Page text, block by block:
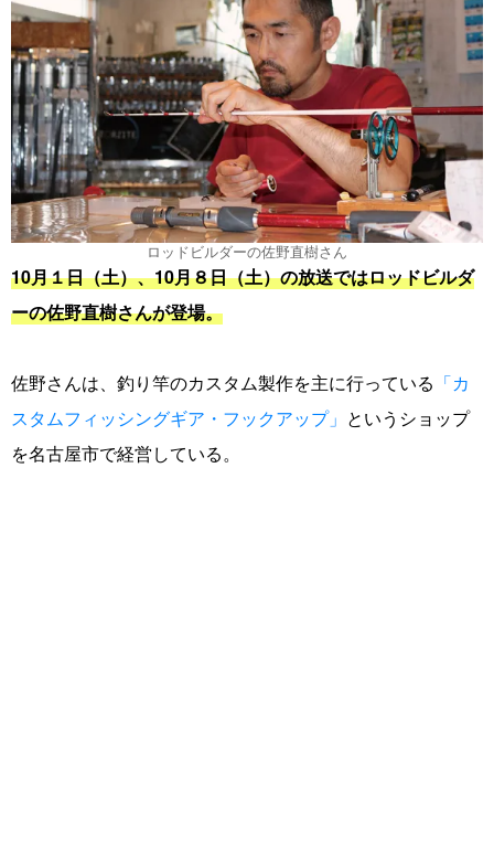
ロッドビルダーの佐野直樹さん
10月１日（土）、10月８日（土）の放送ではロッドビルダ
ーの佐野直樹さんが登場。
佐野さんは、釣り竿のカスタム製作を主に行っている 「カ
スタムフィッシングギア・フックアップ」 というショップ
を名古屋市で経営している。